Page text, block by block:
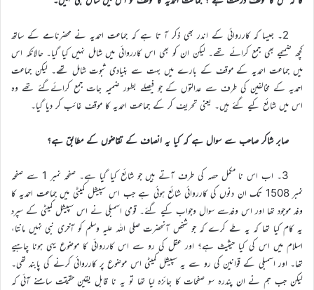
2۔ جیسا کہ کارروائی کے اندر بھی ذکر آ تا ہے کہ جماعت احمدیہ نے محضرنامے کے ساتھ
کچھ ضمیمے بھی جمع کرائے تھے۔ لیکن ان کو بھی اس کارروائی میں شامل نہیں کیا گیا۔ حالانکہ اس
میں جماعت احمدیہ کے موقف کے بارے میں بہت سے بنیادی ثبوت شامل تھے۔ لیکن جماعت
احمدیہ کے مخالفین کی طرف سے عدالتوں کے جو فیصلے بطور ضمیمہ جات جمع کرائےگئے تھے وہ
اس میں شائع کیے گئے ہیں۔ یعنی تحریف کر کے جماعت احمدیہ کا موقف غائب کر دیا گیا۔
صابر شاکر صاحب سے سوال ہے کہ کیا یہ انصاف کے تقاضوں کے مطابق ہے؟
3۔ اب اس نا مکمل حصہ کی طرف آتے ہیں جو شائع کیا گیا ہے۔ صفحہ نمبر 1 سے صفحہ
نمبر 1508 تک ان دنوں کی کارروائی شائع ہوئی ہے جب اس سپیشل کمیٹی میں جماعت احمدیہ کا
وفد موجود تھا اور اس وفدسے سوال وجواب کیے گئے۔ قومی اسمبلی نے اس سپیشل کمیٹی کے سپرد
یہ کام کیا تھا کہ یہ طے کرے کہ جو شخص آنحضرت صلی اللہ علیہ وسلم کو آخری نبی نہیں مانتا،
اسلام میں اس کی کیا حیثیث ہے؟ اور عقل کی رو سے اس کارروائی کا موضوع یہی ہونا چاہیے
تھا۔ اور اسمبلی کے قوانین کی رو سے یہ سپیشل کمیٹی اس موضوع پر کارروائی کرنے کی پابند تھی۔
لیکن جب ہم نے ان پندرہ سو صفحات کا جائزہ لیا تھا تو یہ نا قابل یقین حقیقت سامنے آئی کہ